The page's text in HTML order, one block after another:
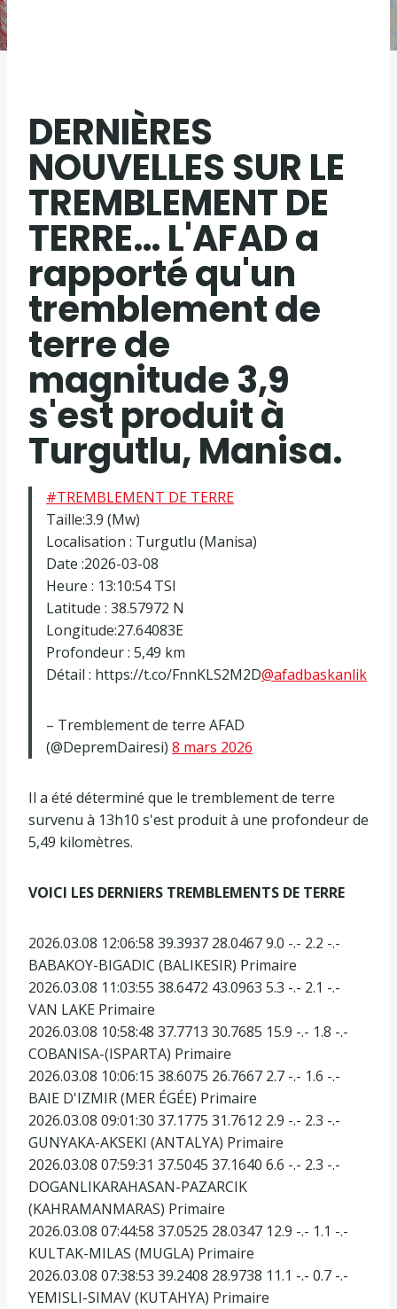
DERNIÈRES
NOUVELLES SUR LE
TREMBLEMENT DE
TERRE… L'AFAD a
rapporté qu'un
tremblement de
terre de
magnitude 3,9
s'est produit à
Turgutlu, Manisa.
#TREMBLEMENT DE TERRE
Taille:3.9 (Mw)
Localisation : Turgutlu (Manisa)
Date :2026-03-08
Heure : 13:10:54 TSI
Latitude : 38.57972 N
Longitude:27.64083E
Profondeur : 5,49 km
Détail : https://t.co/FnnKLS2M2D@afadbaskanlik
– Tremblement de terre AFAD
(@DepremDairesi) 8 mars 2026
Il a été déterminé que le tremblement de terre
survenu à 13h10 s'est produit à une profondeur de
5,49 kilomètres.
VOICI LES DERNIERS TREMBLEMENTS DE TERRE
2026.03.08 12:06:58 39.3937 28.0467 9.0 -.- 2.2 -.-
BABAKOY-BIGADIC (BALIKESIR) Primaire
2026.03.08 11:03:55 38.6472 43.0963 5.3 -.- 2.1 -.-
VAN LAKE Primaire
2026.03.08 10:58:48 37.7713 30.7685 15.9 -.- 1.8 -.-
COBANISA-(ISPARTA) Primaire
2026.03.08 10:06:15 38.6075 26.7667 2.7 -.- 1.6 -.-
BAIE D'IZMIR (MER ÉGÉE) Primaire
2026.03.08 09:01:30 37.1775 31.7612 2.9 -.- 2.3 -.-
GUNYAKA-AKSEKI (ANTALYA) Primaire
2026.03.08 07:59:31 37.5045 37.1640 6.6 -.- 2.3 -.-
DOGANLIKARAHASAN-PAZARCIK
(KAHRAMANMARAS) Primaire
2026.03.08 07:44:58 37.0525 28.0347 12.9 -.- 1.1 -.-
KULTAK-MILAS (MUGLA) Primaire
2026.03.08 07:38:53 39.2408 28.9738 11.1 -.- 0.7 -.-
YEMISLI-SIMAV (KUTAHYA) Primaire